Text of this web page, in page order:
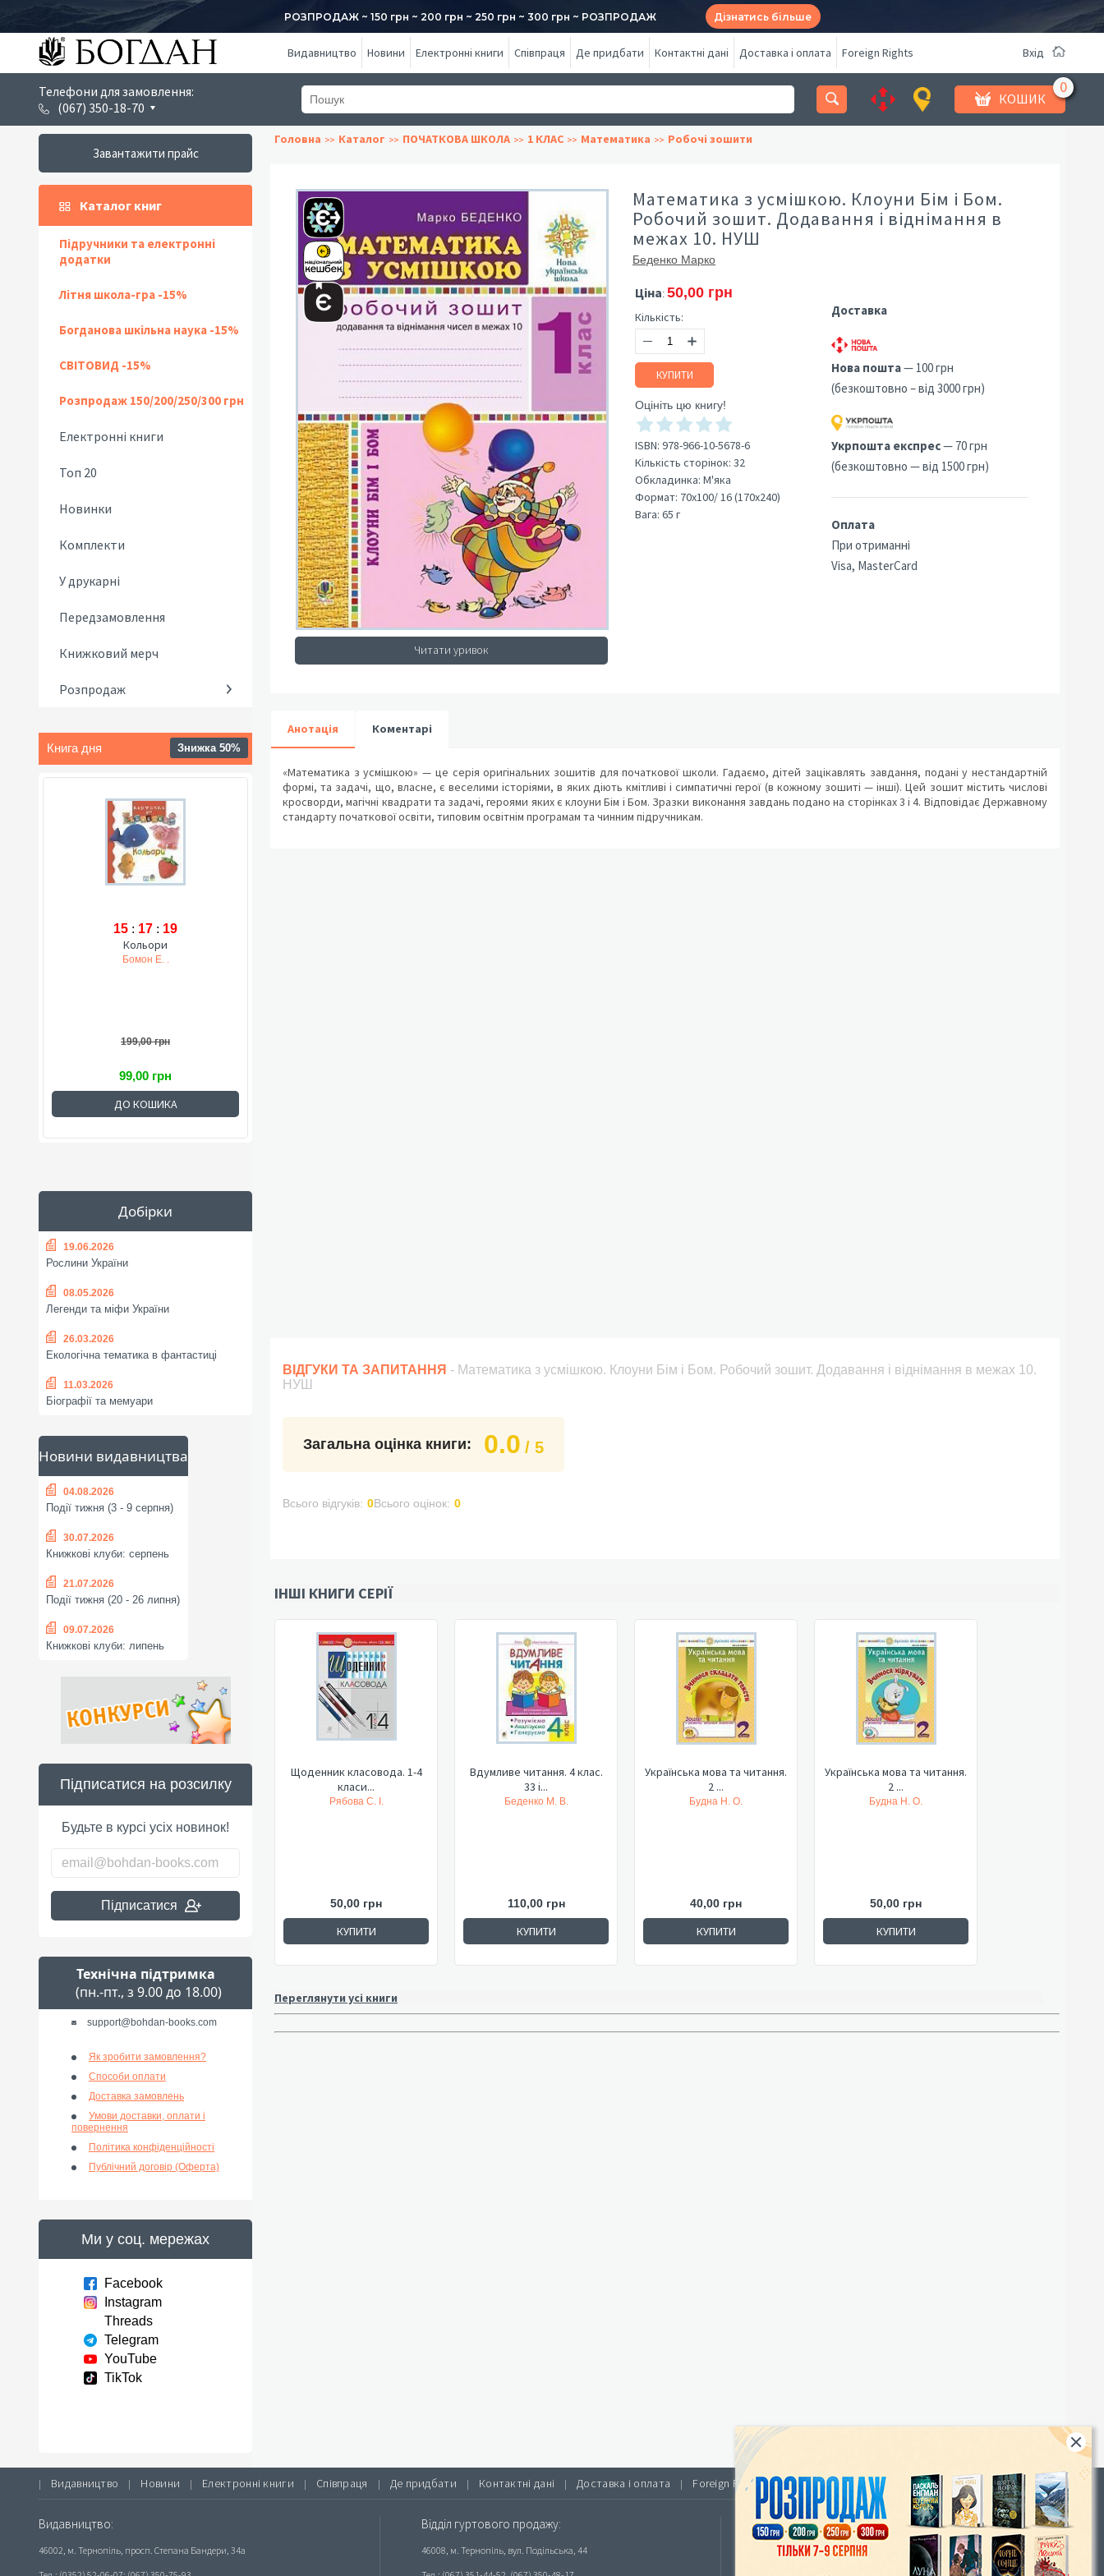
РОЗПРОДАЖ ~ 150 грн ~ 200 грн ~ 250 грн ~ 300 грн ~ РОЗПРОДАЖ Дізнатись більше
Видавництво Новини Електронні книги Співпраця Де придбати Контактні дані Доставка і оплата Foreign Rights Вхід
Телефони для замовлення:
(067) 350-18-70
КОШИК
Завантажити прайс
Каталог книг
Підручники та електронні
додатки
Літня школа-гра -15%
Богданова шкільна наука -15%
СВІТОВИД -15%
Розпродаж 150/200/250/300 грн
Електронні книги
Топ 20
Новинки
Комплекти
У друкарні
Передзамовлення
Книжковий мерч
Розпродаж
Книга дня Знижка 50%
15 : 17 : 18
Кольори
Бомон Е. .
199,00 грн
99,00 грн
ДО КОШИКА
Добірки
19.06.2026
Рослини України
08.05.2026
Легенди та міфи України
26.03.2026
Екологічна тематика в фантастиці
11.03.2026
Біографії та мемуари
Новини видавництва
04.08.2026
Події тижня (3 - 9 серпня)
30.07.2026
Книжкові клуби: серпень
21.07.2026
Події тижня (20 - 26 липня)
09.07.2026
Книжкові клуби: липень
Підписатися на розсилку
Будьте в курсі усіх новинок!
Підписатися
Технічна підтримка
(пн.-пт., з 9.00 до 18.00)
support@bohdan-books.com
Як зробити замовлення?
Способи оплати
Доставка замовлень
Умови доставки, оплати і
повернення
Політика конфіденційності
Публічний договір (Оферта)
Ми у соц. мережах
Facebook
Instagram
Threads
Telegram
YouTube
TikTok
Головна Каталог ПОЧАТКОВА ШКОЛА 1 КЛАС Математика Робочі зошити
Читати уривок
Математика з усмішкою. Клоуни Бім і Бом.
Робочий зошит. Додавання і віднімання в
межах 10. НУШ
Беденко Марко
Ціна: 50,00 грн
Кількість:
КУПИТИ
Оцініть цю книгу!
ISBN: 978-966-10-5678-6
Кількість сторінок: 32
Обкладинка: М'яка
Формат: 70х100/ 16 (170х240)
Вага: 65 г
Доставка
Нова пошта— 100 грн
(безкоштовно – від 3000 грн)
Укрпошта експрес— 70 грн
(безкоштовно — від 1500 грн)
Оплата
При отриманні
Visa, MasterCard
Анотація Коментарі
«Математика з усмішкою» — це серія оригінальних зошитів для початкової школи. Гадаємо, дітей зацікавлять завдання, подані у нестандартній
формі, та задачі, що, власне, є веселими історіями, в яких діють кмітливі і симпатичні герої (в кожному зошиті — інші). Цей зошит містить числові
кросворди, магічні квадрати та задачі, героями яких є клоуни Бім і Бом. Зразки виконання завдань подано на сторінках 3 і 4. Відповідає Державному
стандарту початкової освіти, типовим освітнім програмам та чинним підручникам.
ВІДГУКИ ТА ЗАПИТАННЯ - Математика з усмішкою. Клоуни Бім і Бом. Робочий зошит. Додавання і віднімання в межах 10.
НУШ
Загальна оцінка книги: 0.0 / 5
Всього відгуків: 0Всього оцінок: 0
ІНШІ КНИГИ СЕРІЇ
Щоденник класовода. 1-4
класи...
Рябова С. І.
50,00 грн
КУПИТИ
Вдумливе читання. 4 клас.
33 і...
Беденко М. В.
110,00 грн
КУПИТИ
Українська мова та читання.
2 ...
Будна Н. О.
40,00 грн
КУПИТИ
Українська мова та читання.
2 ...
Будна Н. О.
50,00 грн
КУПИТИ
Переглянути усі книги
| Видавництво | Новини | Електронні книги | Співпраця | Де придбати | Контактні дані | Доставка і оплата | Foreign Rights |
Видавництво:
46002, м. Тернопіль, просп. Степана Бандери, 34а
Відділ гуртового продажу:
46008, м. Тернопіль, вул. Подільська, 44
Інтернет-магазин «Видавництво Богдан»:
46018, м. Тернопіль, А/С 529